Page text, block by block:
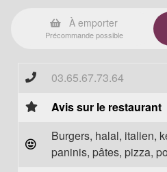
À emporter
Précommande possible
03.65.67.73.64
Avis sur le restaurant
Burgers, halal, italien,
paninis, pâtes, pizza,